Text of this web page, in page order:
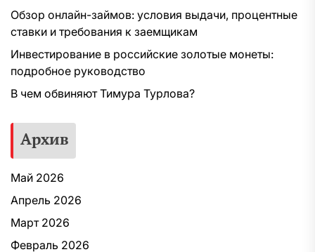
Обзор онлайн-займов: условия выдачи, процентные
ставки и требования к заемщикам
Инвестирование в российские золотые монеты:
подробное руководство
В чем обвиняют Тимура Турлова?
Архив
Май 2026
Апрель 2026
Март 2026
Февраль 2026